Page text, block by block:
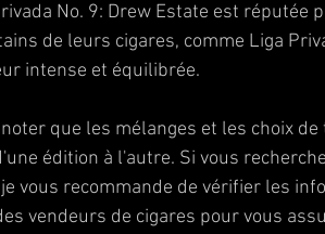
No. 9: Drew Estate est
de leurs cigares, comme Liga
intense et équilibrée.
que les mélanges et les choix
édition à l'autre. Si vous
vous recommande de vérifier les
vendeurs de cigares pour vous